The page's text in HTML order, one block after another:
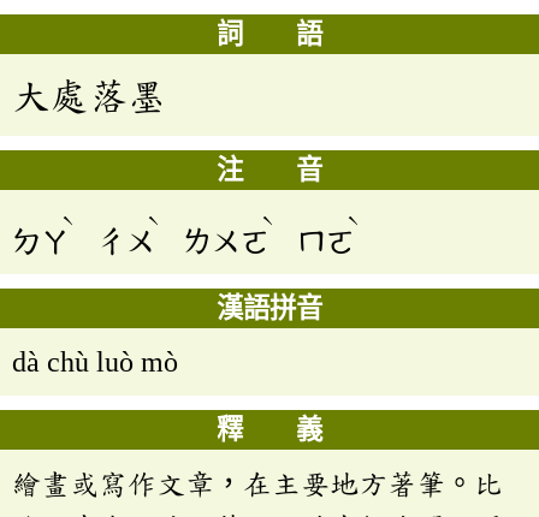
詞 語
大處落墨
注 音
ㄉㄚ
ˋ
ㄔㄨ
ˋ
ㄌㄨㄛ
ˋ
ㄇㄛ
ˋ
漢語拼音
dà chù luò mò
釋 義
繪畫或寫作文章，在主要地方著筆。比